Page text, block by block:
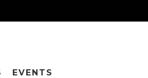
EVENTS